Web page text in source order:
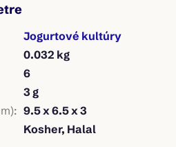
Jogurtové kultúry
0.032 kg
6
3 g
: 9.5 x 6.5 x 3
Kosher, Halal